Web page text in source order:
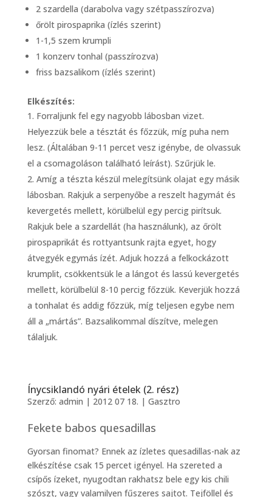
2 szardella (darabolva vagy szétpasszírozva)
őrölt pirospaprika (ízlés szerint)
1-1,5 szem krumpli
1 konzerv tonhal (passzírozva)
friss bazsalikom (ízlés szerint)
Elkészítés:
Forraljunk fel egy nagyobb lábosban vizet.
Helyezzük bele a tésztát és főzzük, míg puha nem
lesz. (Általában 9-11 percet vesz igénybe, de olvassuk
el a csomagoláson található leírást). Szűrjük le.
Amíg a tészta készül melegítsünk olajat egy másik
lábosban. Rakjuk a serpenyőbe a reszelt hagymát és
kevergetés mellett, körülbelül egy percig pirítsuk.
Rakjuk bele a szardellát (ha használunk), az őrölt
pirospaprikát és rottyantsunk rajta egyet, hogy
átvegyék egymás ízét. Adjuk hozzá a felkockázott
krumplit, csökkentsük le a lángot és lassú kevergetés
mellett, körülbelül 8-10 percig főzzük. Keverjük hozzá
a tonhalat és addig főzzük, míg teljesen egybe nem
áll a „mártás”. Bazsalikommal díszítve, melegen
tálaljuk.
Ínycsiklandó nyári ételek (2. rész)
Szerző: admin | 2012 07 18. | Gasztro
Fekete babos quesadillas
Gyorsan finomat? Ennek az ízletes quesadillas-nak az
elkészítése csak 15 percet igényel. Ha szereted a
csípős ízeket, nyugodtan rakhatsz bele egy kis chili
szószt, vagy valamilyen fűszeres sajtot. Tejföllel és